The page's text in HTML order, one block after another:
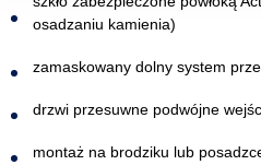
osadzaniu kamienia)
zamaskowany dolny system
drzwi przesuwne podwójne
montaż na brodziku lub